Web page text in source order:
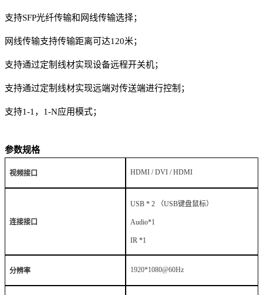
支持SFP光纤传输和网线传输选择；
网线传输支持传输距离可达120米；
支持通过定制线材实现设备远程开关机；
支持通过定制线材实现远端对传送端进行控制；
支持1-1，1-N应用模式；
参数规格
视频接口 HDMI / DVI / HDMI
连接接口
USB * 2 （USB键盘鼠标）
Audio*1
IR *1
分辨率 1920*1080@60Hz